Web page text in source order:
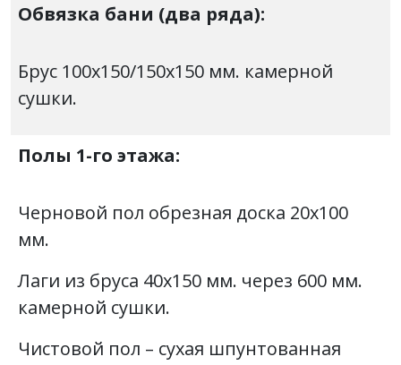
Обвязка бани (два ряда):
Брус 100х150/150х150 мм. камерной
сушки.
Полы 1-го этажа:
Черновой пол обрезная доска 20х100
мм.
Лаги из бруса 40х150 мм. через 600 мм.
камерной сушки.
Чистовой пол – сухая шпунтованная